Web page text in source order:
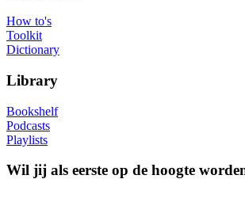
How to's
Toolkit
Dictionary
Library
Bookshelf
Podcasts
Playlists
Wil jij als eerste op de hoogte